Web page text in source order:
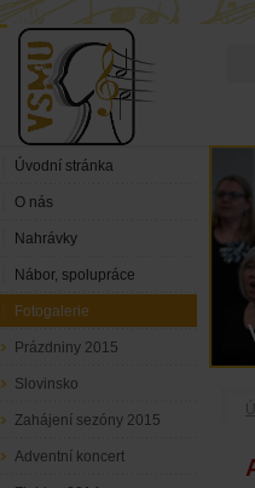
Úvodní stránka
O nás
Nahrávky
Nábor, spolupráce
Fotogalerie
Prázdniny 2015
Slovinsko
Zahájení sezóny 2015
Adventní koncert